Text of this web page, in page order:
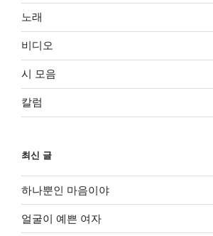
노래
비디오
시 모음
칼럼
최신 글
하나뿐인 마음이야
얼굴이 예쁜 여자